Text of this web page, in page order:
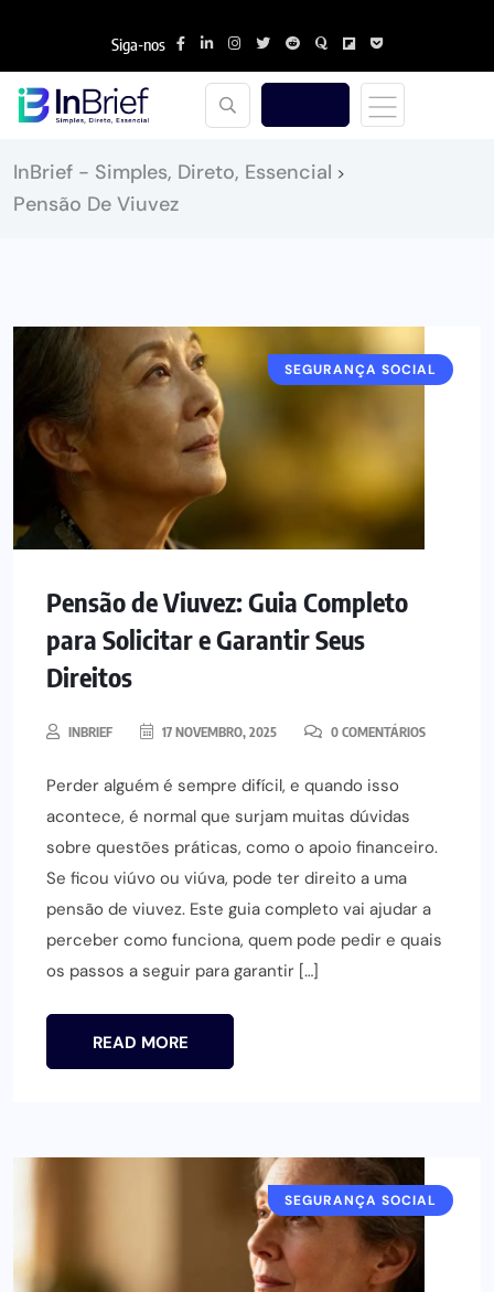
Siga-nos
InBrief - Simples, Direto, Essencial >
Pensão De Viuvez
SEGURANÇA SOCIAL
Pensão de Viuvez: Guia Completo
para Solicitar e Garantir Seus
Direitos
INBRIEF 17 NOVEMBRO, 2025 0 COMENTÁRIOS
Perder alguém é sempre difícil, e quando isso
acontece, é normal que surjam muitas dúvidas
sobre questões práticas, como o apoio financeiro.
Se ficou viúvo ou viúva, pode ter direito a uma
pensão de viuvez. Este guia completo vai ajudar a
perceber como funciona, quem pode pedir e quais
os passos a seguir para garantir […]
READ MORE
SEGURANÇA SOCIAL